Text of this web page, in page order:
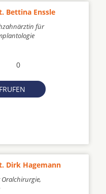
Bettina Enssle
für
0
Dirk Hagemann